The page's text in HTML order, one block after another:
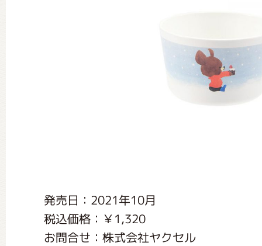
発売日：2021年10月
税込価格：￥1,320
お問合せ：株式会社ヤクセル
ミュージカル・コンサート
おたのしみコンテンツ(クイズ・
くまのがっこう しょくいんしつ